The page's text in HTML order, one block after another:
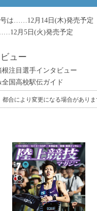
号は……12月14日(木)発売予定
月5日(火)発売予定
ュー
注目選手インタビュー
全国高校駅伝ガイド
合により変更になる場合がありま